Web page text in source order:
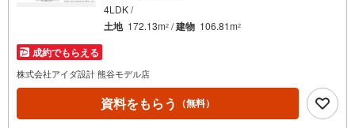
4LDK /
土地 172.13m2 /建物 106.81m2
成約でもらえる
株式会社アイダ設計 熊谷モデル店
資料をもらう （無料）